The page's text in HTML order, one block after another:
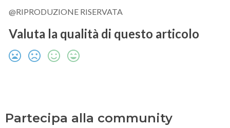
@RIPRODUZIONE RISERVATA
Valuta la qualità di questo articolo
Partecipa alla community